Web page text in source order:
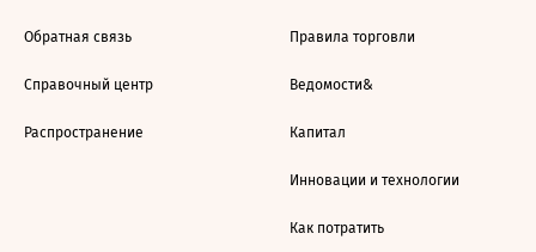
Обратная связь
Справочный центр
Распространение
Правила торговли
Ведомости&
Капитал
Инновации и технологии
Как потратить